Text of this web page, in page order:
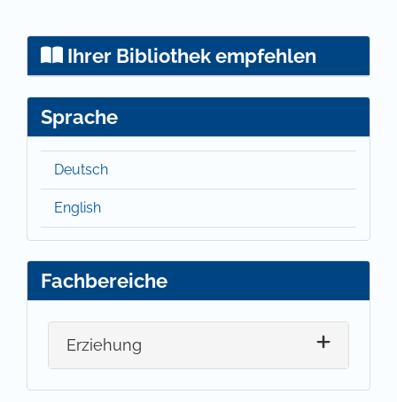
Ihrer Bibliothek empfehlen
Sprache
Deutsch
English
Fachbereiche
Erziehung